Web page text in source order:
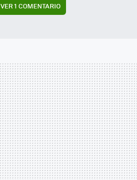
VER1 COMENTARIO